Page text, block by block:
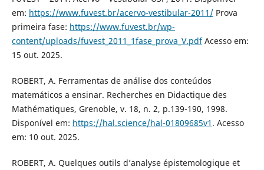
em: https://www.fuvest.br/acervo-vestibular-2011/Prova
primeira fase: https://www.fuvest.br/wp-
content/uploads/fuvest_2011_1fase_prova_V.pdfAcesso em:
15 out. 2025.
ROBERT, A. Ferramentas de análise dos conteúdos
matemáticos a ensinar. Recherches en Didactique des
Mathématiques, Grenoble, v. 18, n. 2, p.139-190, 1998.
Disponível em: https://hal.science/hal-01809685v1 . Acesso
em: 10 out. 2025.
ROBERT, A. Quelques outils d’analyse épistemologique et